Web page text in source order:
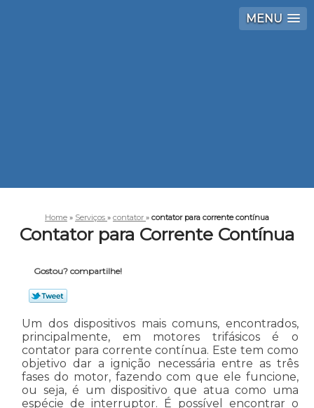
MENU
Home » Serviços » contator » contator para corrente contínua
Contator para Corrente Contínua
Gostou? compartilhe!
Um dos dispositivos mais comuns, encontrados,
principalmente, em motores trifásicos é o
contator para corrente contínua. Este tem como
objetivo dar a ignição necessária entre as três
fases do motor, fazendo com que ele funcione,
ou seja, é um dispositivo que atua como uma
espécie de interruptor. É possível encontrar o